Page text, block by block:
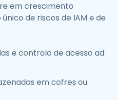
em crescimento
de riscos de IAM e de
e controlo de acesso ad
em cofres ou